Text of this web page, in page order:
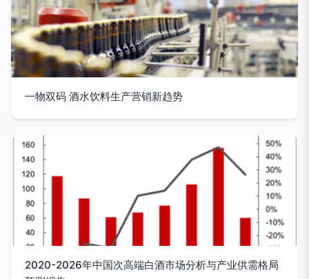
一物双码 酒水饮料生产营销新趋势
2020-2026年中国次高端白酒市场分析与产业供需格局